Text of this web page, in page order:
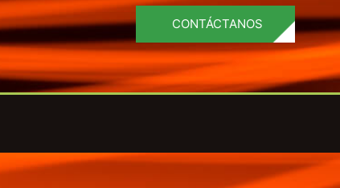
CONTÁCTANOS